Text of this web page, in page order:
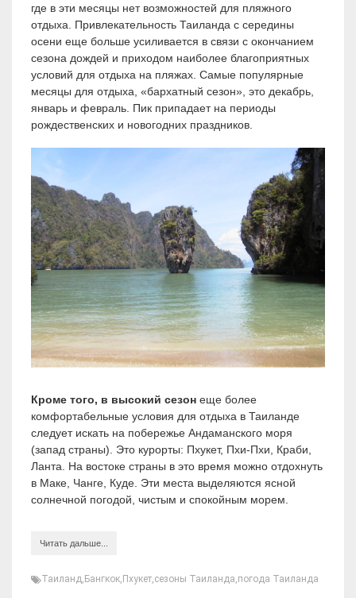
где в эти месяцы нет возможностей для пляжного
отдыха. Привлекательность Таиланда с середины
осени еще больше усиливается в связи с окончанием
сезона дождей и приходом наиболее благоприятных
условий для отдыха на пляжах. Самые популярные
месяцы для отдыха, «бархатный сезон», это декабрь,
январь и февраль. Пик припадает на периоды
рождественских и новогодних праздников.
Кроме того, в высокий сезон еще более
комфортабельные условия для отдыха в Таиланде
следует искать на побережье Андаманского моря
(запад страны). Это курорты: Пхукет, Пхи-Пхи, Краби,
Ланта. На востоке страны в это время можно отдохнуть
в Маке, Чанге, Куде. Эти места выделяются ясной
солнечной погодой, чистым и спокойным морем.
Читать дальше...
Таиланд, Бангкок, Пхукет,сезоны Таиланда,погода Таиланда